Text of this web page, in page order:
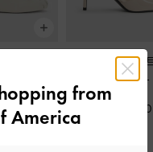
페이턴트 V 스
링백 펌프스 -
₩95,900
from
America